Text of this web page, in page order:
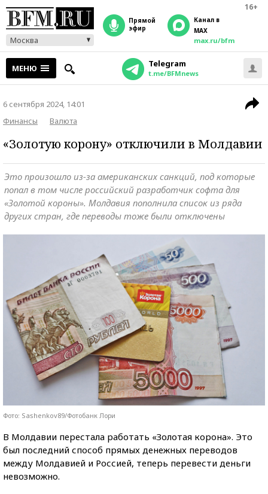
16+
Москва
прямой
эфир
Канал в
MAX
max.ru/bfm
МЕНЮ Telegram
t.me/BFMnews
6 сентября 2024, 14:01
Финансы
Валюта
«Золотую корону» отключили в Молдавии
Это произошло из-за американских санкций, под которые
попал в том числе российский разработчик софта для
«Золотой короны». Молдавия пополнила список из ряда
других стран, где переводы тоже были отключены
Фото: Sashenkov89/Фотобанк Лори
В Молдавии перестала работать «Золотая корона». Это
был последний способ прямых денежных переводов
между Молдавией и Россией, теперь перевести деньги
невозможно.